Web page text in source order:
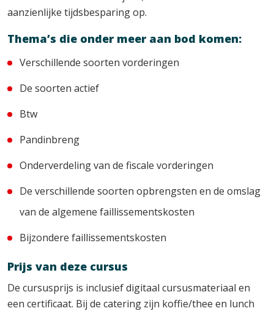
aanzienlijke tijdsbesparing op.
Thema’s die onder meer aan bod komen:
Verschillende soorten vorderingen
De soorten actief
Btw
Pandinbreng
Onderverdeling van de fiscale vorderingen
De verschillende soorten opbrengsten en de omslag
van de algemene faillissementskosten
Bijzondere faillissementskosten
Prijs van deze cursus
De cursusprijs is inclusief digitaal cursusmateriaal en
een certificaat. Bij de catering zijn koffie/thee en lunch